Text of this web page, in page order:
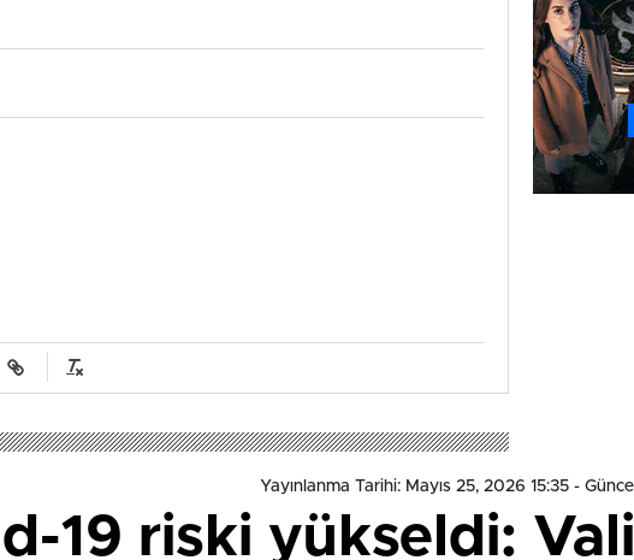
Yayınlanma Tarihi: Mayıs 25, 2026 15:35 -
19 riski yükseldi: